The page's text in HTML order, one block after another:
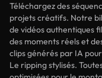
Téléchargez des
projets créatifs. Notre
de vidéos authentiques
des moments réels et
clips générés par IA
Le ripping stylisés.